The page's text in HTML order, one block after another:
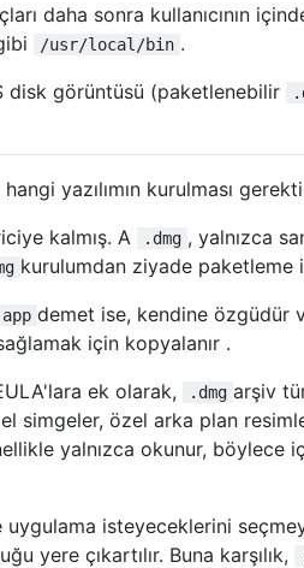
daha sonra kullanıcının
/usr/local/bin .
disk görüntüsü (paketlenebilir
yazılımın kurulması
kalmış. A
.dmg , yalnızca
kurulumdan ziyade paketleme
demet ise, kendine özgüdür
için kopyalanır .
ek olarak,
.dmg arşiv
simgeler, özel arka plan
yalnızca okunur,
uygulama isteyeceklerini
yere çıkartılır. Buna karşılık,